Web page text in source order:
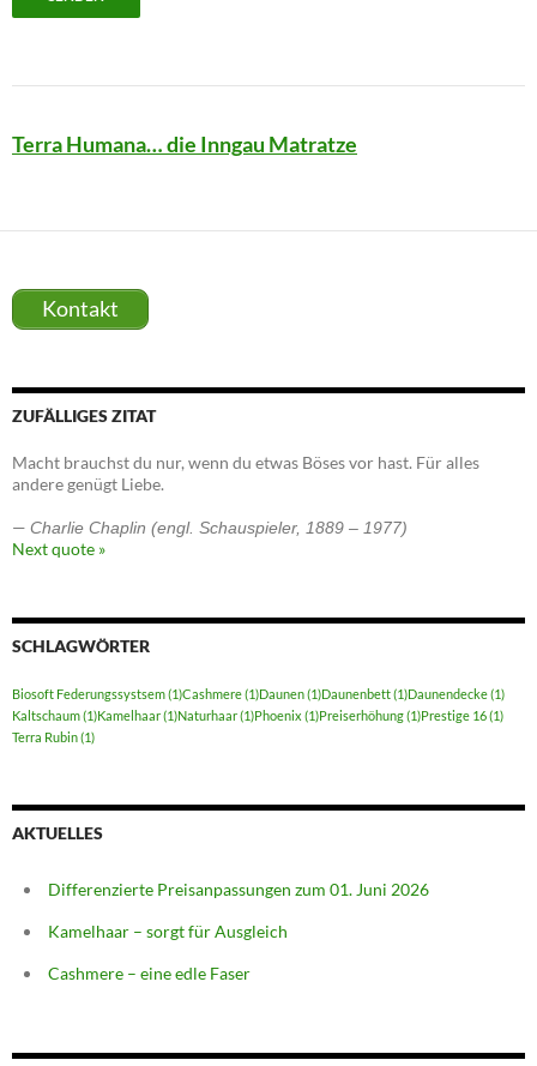
Terra Humana… die Inngau Matratze
Kontakt
ZUFÄLLIGES ZITAT
Macht brauchst du nur, wenn du etwas Böses vor hast. Für alles
andere genügt Liebe.
— Charlie Chaplin (engl. Schauspieler, 1889 – 1977)
Next quote »
SCHLAGWÖRTER
Biosoft Federungssystsem(1)Cashmere(1)Daunen(1)Daunenbett(1)Daunendecke(1)
Kaltschaum(1)Kamelhaar(1)Naturhaar(1)Phoenix (1)Preiserhöhung(1)Prestige 16(1)
Terra Rubin(1)
AKTUELLES
Differenzierte Preisanpassungen zum 01. Juni 2026
Kamelhaar – sorgt für Ausgleich
Cashmere – eine edle Faser